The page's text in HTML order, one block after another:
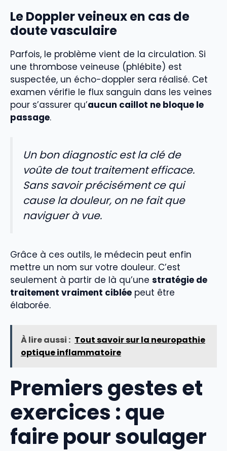
Le Doppler veineux en cas de
doute vasculaire
Parfois, le problème vient de la circulation. Si
une thrombose veineuse (phlébite) est
suspectée, un écho-doppler sera réalisé. Cet
examen vérifie le flux sanguin dans les veines
pour s’assurer qu’aucun caillot ne bloque le
passage.
Un bon diagnostic est la clé de
voûte de tout traitement efficace.
Sans savoir précisément ce qui
cause la douleur, on ne fait que
naviguer à vue.
Grâce à ces outils, le médecin peut enfin
mettre un nom sur votre douleur. C’est
seulement à partir de là qu’une stratégie de
traitement vraiment ciblée peut être
élaborée.
À lire aussi : Tout savoir sur la neuropathie
optique inflammatoire
Premiers gestes et
exercices : que
faire pour soulager